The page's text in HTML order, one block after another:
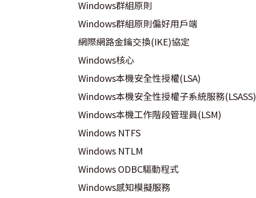
Windows群組原則
Windows群組原則偏好用戶端
網際網路金鑰交換(IKE)協定
Windows核心
Windows本機安全性授權(LSA)
Windows本機安全性授權子系統服務(LSASS)
Windows本機工作階段管理員(LSM)
Windows NTFS
Windows NTLM
Windows ODBC驅動程式
Windows感知模擬服務